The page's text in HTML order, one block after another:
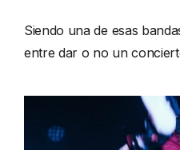
Siendo una de esas
entre dar o no un